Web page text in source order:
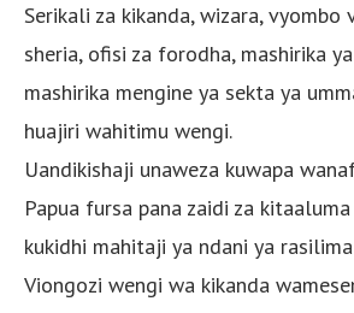
Serikali za kikanda, wizara, vyombo
sheria, ofisi za forodha, mashirika
mashirika mengine ya sekta ya
huajiri wahitimu wengi.
Uandikishaji unaweza kuwapa
Papua fursa pana zaidi za
kukidhi mahitaji ya ndani ya
Viongozi wengi wa kikanda